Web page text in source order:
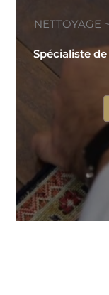
NETTOYAGE
Spécialiste